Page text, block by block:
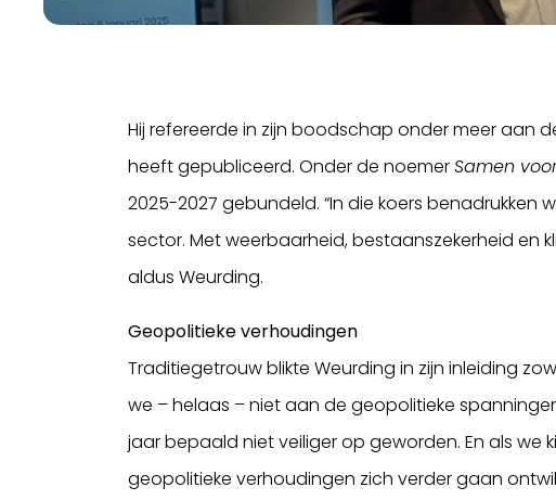
Hij refereerde in zijn boodschap onder meer aan
heeft gepubliceerd. Onder de noemerSamen
2025-2027 gebundeld. “In die koers
sector. Met weerbaarheid, bestaanszekerheid en
aldus Weurding.
Geopolitieke verhoudingen
Traditiegetrouw blikte Weurding in zijn inleiding
we – helaas – niet aan de geopolitieke
jaar bepaald niet veiliger op geworden. En als we
geopolitieke verhoudingen zich verder gaan